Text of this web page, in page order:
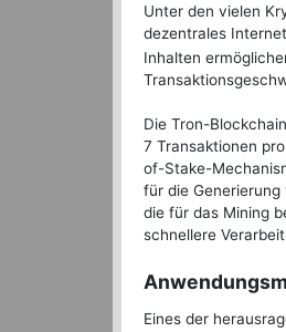
Unter den vielen
dezentrales
Inhalten
Die Tron-
7 Transaktionen
of-Stake-
für die
die für das Mining
schnellere
Eines der